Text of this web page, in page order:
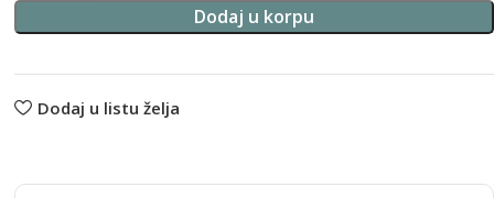
Dodaj u korpu
Dodaj u listu želja